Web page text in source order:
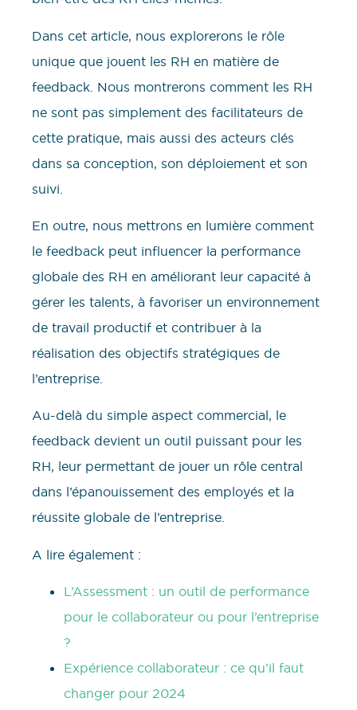
Dans cet article, nous explorerons le rôle
unique que jouent les RH en matière de
feedback. Nous montrerons comment les RH
ne sont pas simplement des facilitateurs de
cette pratique, mais aussi des acteurs clés
dans sa conception, son déploiement et son
suivi.
En outre, nous mettrons en lumière comment
le feedback peut influencer la performance
globale des RH en améliorant leur capacité à
gérer les talents, à favoriser un environnement
de travail productif et contribuer à la
réalisation des objectifs stratégiques de
l’entreprise.
Au-delà du simple aspect commercial, le
feedback devient un outil puissant pour les
RH, leur permettant de jouer un rôle central
dans l’épanouissement des employés et la
réussite globale de l’entreprise.
A lire également :
L’Assessment : un outil de performance
pour le collaborateur ou pour l’entreprise
?
Expérience collaborateur : ce qu’il faut
changer pour 2024